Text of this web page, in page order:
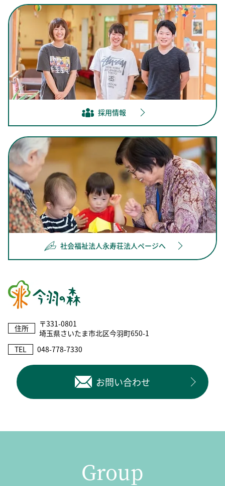
採用情報
社会福祉法人永寿荘法人ページへ
住所
〒331-0801
埼玉県さいたま市北区今羽町650-1
TEL
048-778-7330
お問い合わせ
Group